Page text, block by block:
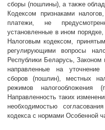
сборы (пошлины), а также
Кодексом признаками
платежи, не
установленные в ином
Налоговым кодексом,
регулирующими вопросы
Республики Беларусь, Законом
направленные на уточнение
сборов (пошлин), местных
режимов
Направленность таких
необходимостью
кодекса с нормами Особенной